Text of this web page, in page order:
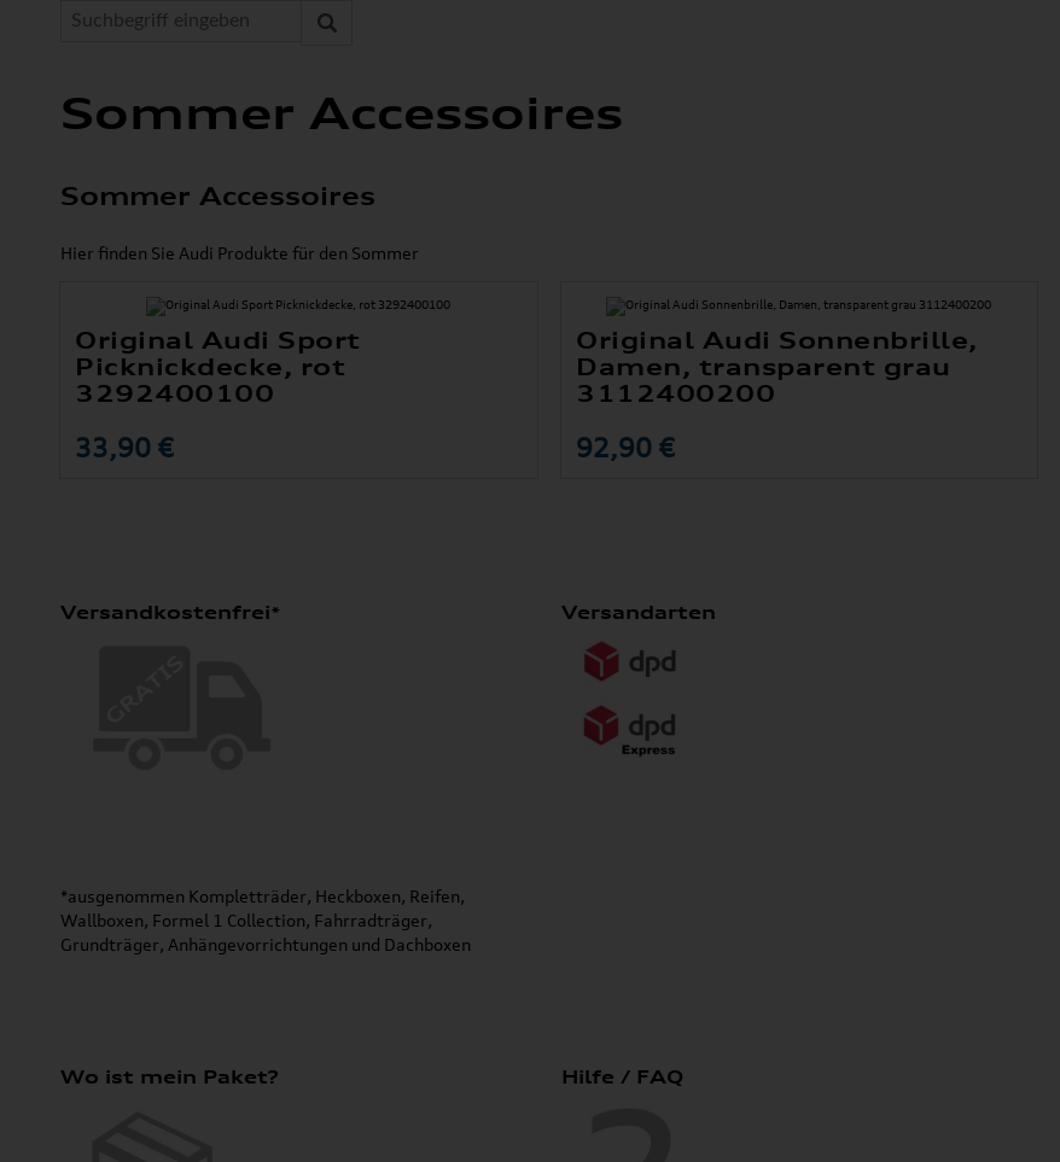
Sommer Accessoires
Sommer Accessoires
Hier finden Sie Audi Produkte für den Sommer
Original Audi Sport
Picknickdecke, rot
3292400100
33,90 €
Original Audi Sonnenbrille,
Damen, transparent grau
3112400200
92,90 €
Versandkostenfrei*
*ausgenommen Kompletträder, Heckboxen, Reifen,
Wallboxen, Formel 1 Collection, Fahrradträger,
Grundträger, Anhängevorrichtungen und Dachboxen
Versandarten
Wo ist mein Paket? Hilfe / FAQ